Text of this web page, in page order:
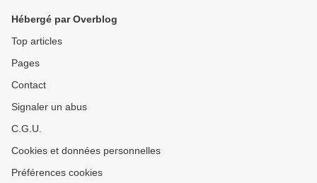
Hébergé par Overblog
Top articles
Pages
Contact
Signaler un abus
C.G.U.
Cookies et données personnelles
Préférences cookies